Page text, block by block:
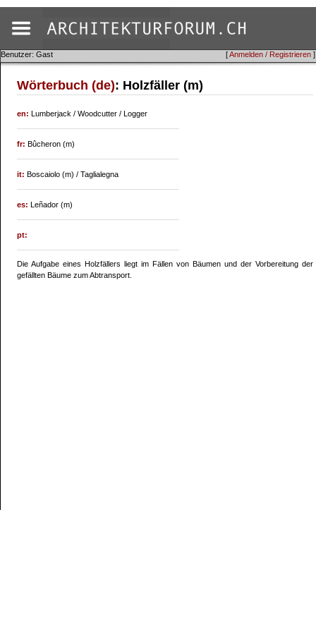
[Anmelden / Registrieren ]
Benutzer: Gast
Wörterbuch (de): Holzfäller (m)
en:Lumberjack / Woodcutter / Logger
fr:Bûcheron (m)
it:Boscaiolo (m) / Taglialegna
es:Leñador (m)
pt:
Die Aufgabe eines Holzfällers liegt im Fällen von Bäumen und der Vorbereitung der
gefällten Bäume zum Abtransport.